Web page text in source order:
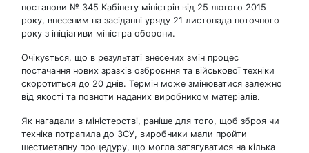
постанови № 345 Кабінету міністрів від 25 лютого 2015
року, внесеним на засіданні уряду 21 листопада поточного
року з ініціативи міністра оборони.
Очікується, що в результаті внесених змін процес
постачання нових зразків озброєння та військової техніки
скоротиться до 20 днів. Термін може змінюватися залежно
від якості та повноти наданих виробником матеріалів.
Як нагадали в міністерстві, раніше для того, щоб зброя чи
техніка потрапила до ЗСУ, виробники мали пройти
шестиетапну процедуру, що могла затягуватися на кілька